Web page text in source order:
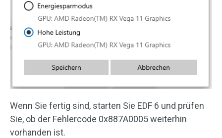
Wenn Sie fertig sind, starten Sie EDF 6 und prüfen
Sie, ob der Fehlercode 0x887A0005 weiterhin
vorhanden ist.